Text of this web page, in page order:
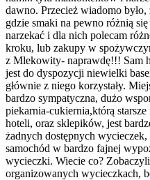
dawno. Przecież wiadomo
gdzie smaki na pewno różnią
narzekać i dla nich polecam
kroku, lub zakupy w
z Mlekowity- naprawdę!!! Sam
jest do dyspozycji niewielki
głównie z niego korzystały.
bardzo sympatyczna, dużo
piekarnia-cukiernia,którą
hoteli, oraz sklepików, jest
żadnych dostępnych
samochód w bardzo fajnej
wycieczki. Wiecie co?
organizowanych wycieczkach,